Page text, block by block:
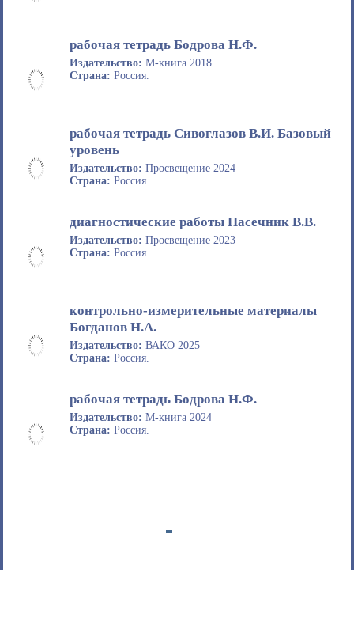
рабочая тетрадь Бодрова Н.Ф.
Издательство: М-книга 2018
Страна: Россия.
рабочая тетрадь Сивоглазов В.И. Базовый
уровень
Издательство: Просвещение 2024
Страна: Россия.
диагностические работы Пасечник В.В.
Издательство: Просвещение 2023
Страна: Россия.
контрольно-измерительные материалы
Богданов Н.А.
Издательство: ВАКО 2025
Страна: Россия.
рабочая тетрадь Бодрова Н.Ф.
Издательство: М-книга 2024
Страна: Россия.